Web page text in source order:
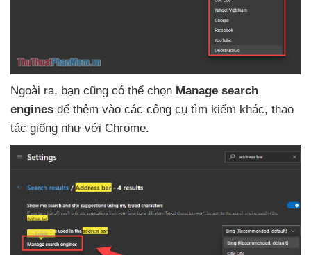
Ngoài ra, bạn cũng có thể chọn Manage search
engines để thêm vào các công cụ tìm kiếm khác, thao
tác giống như với Chrome.